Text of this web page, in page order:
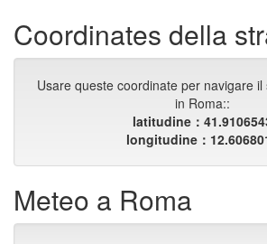
Coordinates della
Usare queste coordinate per navigare
in Roma::
latitudine：
longitudine：
Meteo a Roma